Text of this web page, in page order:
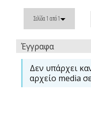
Σελίδα 1 από 1
Έγγραφα
Δεν υπάρχει
αρχείο media